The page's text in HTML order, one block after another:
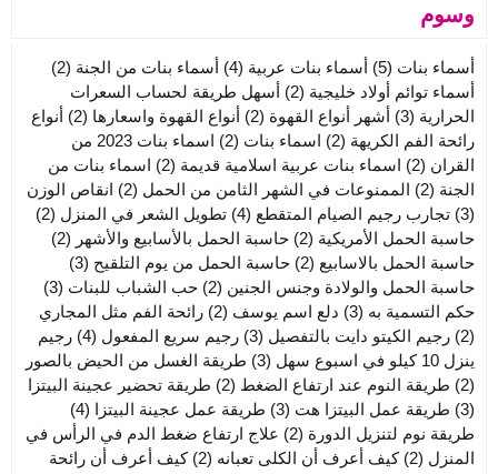
وسوم
أسماء بنات (5) أسماء بنات عربية (4) أسماء بنات من الجنة (2)
أسماء توائم أولاد خليجية (2)
أسهل طريقة لحساب السعرات
الحرارية (3) أشهر أنواع القهوة (2) أنواع القهوة واسعارها (2)
أنواع
رائحة الفم الكريهة (2) اسماء بنات (2)
اسماء بنات 2023 من
القران (2) اسماء بنات عربية اسلامية قديمة (2)
اسماء بنات من
الجنة (2) الممنوعات في الشهر الثامن من الحمل (2)
انقاص الوزن
(3)
تجارب رجيم الصيام المتقطع (4) تطويل الشعر في المنزل (2)
حاسبة الحمل الأمريكية (2) حاسبة الحمل بالأسابيع والأشهر (2)
حاسبة الحمل بالاسابيع (2) حاسبة الحمل من يوم التلقيح (3)
حاسبة الحمل والولادة وجنس الجنين (2) حب الشباب للبنات (3)
حكم التسمية به (3) دلع اسم يوسف (2)
رائحة الفم مثل المجاري
(2)
رجيم الكيتو دايت بالتفصيل (3) رجيم سريع المفعول (4)
رجيم
ينزل 10 كيلو في اسبوع سهل
(3)
طريقة الغسل من الحيض بالصور
(2)
طريقة النوم عند ارتفاع الضغط (2)
طريقة تحضير عجينة البيتزا
(3)
طريقة عمل البيتزا هت (3) طريقة عمل عجينة البيتزا (4)
طريقة نوم لتنزيل الدورة (2)
علاج ارتفاع ضغط الدم في الرأس في
المنزل (2) كيف أعرف أن الكلى تعبانه (2)
كيف أعرف أن رائحة